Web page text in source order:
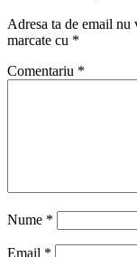
Adresa ta de email nu
marcate cu *
Comentariu *
Nume *
Email *